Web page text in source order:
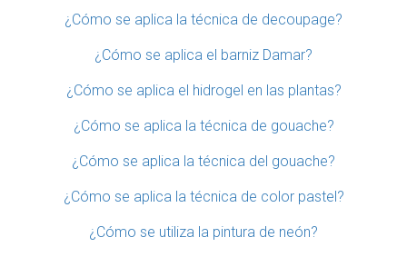
¿Cómo se aplica la técnica de decoupage?
¿Cómo se aplica el barniz Damar?
¿Cómo se aplica el hidrogel en las plantas?
¿Cómo se aplica la técnica de gouache?
¿Cómo se aplica la técnica del gouache?
¿Cómo se aplica la técnica de color pastel?
¿Cómo se utiliza la pintura de neón?